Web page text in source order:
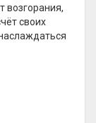
возгорания,
своих